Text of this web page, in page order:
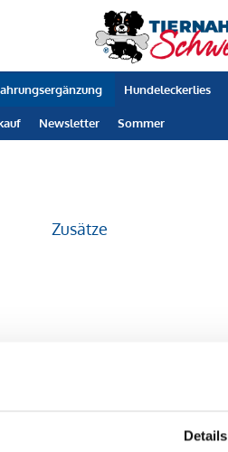
Details
Hundeleckerlies
Newsletter Sommer
Zusätze